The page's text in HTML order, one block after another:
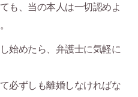
も、当の本人は一切認めよ
始めたら、弁護士に気軽に
必ずしも離婚しなければな